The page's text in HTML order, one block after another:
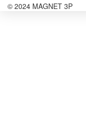
© 2024 MAGNET 3P